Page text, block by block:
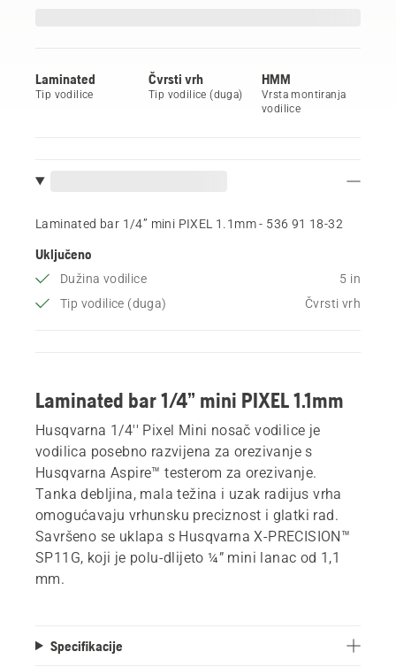
Laminated
Tip vodilice
Čvrsti vrh
Tip vodilice (duga)
HMM
Vrsta montiranja
vodilice
Laminated bar 1/4” mini PIXEL 1.1mm - 536 91 18‑32
Uključeno
Dužina vodilice
5 in
Tip vodilice (duga)
Čvrsti vrh
Laminated bar 1/4” mini PIXEL 1.1mm
Husqvarna 1/4'' Pixel Mini nosač vodilice je
vodilica posebno razvijena za orezivanje s
Husqvarna Aspire™ testerom za orezivanje.
Tanka debljina, mala težina i uzak radijus vrha
omogućavaju vrhunsku preciznost i glatki rad.
Savršeno se uklapa s Husqvarna X-PRECISION™
SP11G, koji je polu-dlijeto ¼” mini lanac od 1,1
mm.
Specifikacije